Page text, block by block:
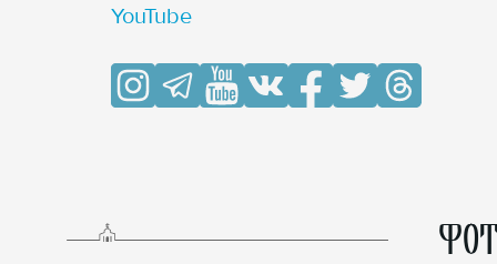
YouTube